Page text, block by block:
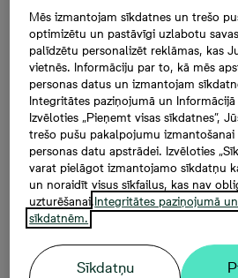
Lai dzīve un ikdiena Jūsu jaunajā
patīkamāka, esam parūpējušies
piedāvājumiem, ko iegūsiet,
uzņēmumos uzrādot savu Fjordu
Lūgums ņemt vērā, ka īpašo
un nosacījumi var mainīties.
izmantošanas aicinām
sniedzēju, lai precizētu tā
brīdī.
Mēs izmantojam sīkdatnes un trešo
optimizētu un pastāvīgi uzlabotu
palīdzētu personalizēt reklāmas, kas
vietnēs. Informāciju par to, kā mēs
personas datus un izmantojam
Integritātes paziņojumā un
Izvēloties „Pieņemt visas sīkdatnes”,
trešo pušu pakalpojumu
personas datu apstrādei. Izvēloties
varat pielāgot izmantojamo sīkdatņu
un noraidīt visus sīkfailus, kas nav
uzturēšanai.Integritātes paziņojumā
sīkdatnēm.
Sīkdatņu